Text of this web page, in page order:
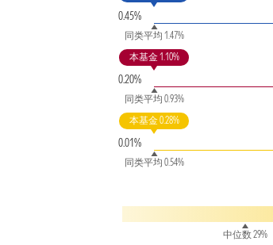
0.45%
同类平均 1.47%
0.20%
本基金 1.10%
同类平均 0.93%
0.01%
本基金 0.28%
同类平均 0.54%
中位数 29%